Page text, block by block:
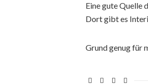
Eine gute Quelle
Dort gibt es
Grund genug für